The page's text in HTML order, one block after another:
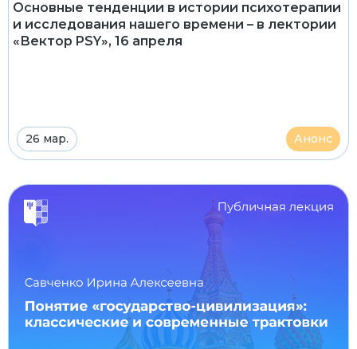
Основные тенденции в истории психотерапии
и исследования нашего времени – в лектории
«Вектор PSY», 16 апреля
26 мар. Анонс